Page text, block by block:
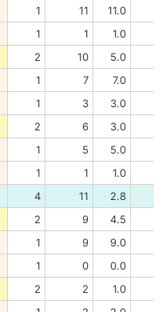
1 11 11.0
1 1 1.0
2 10 5.0
1 7 7.0
1 3 3.0
2 6 3.0
1 5 5.0
1 1 1.0
4 11 2.8
2 9 4.5
1 9 9.0
1 0 0.0
2 2 1.0